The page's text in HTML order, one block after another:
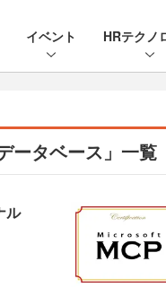
イベント HRテクノ
ータベース」一覧
ル